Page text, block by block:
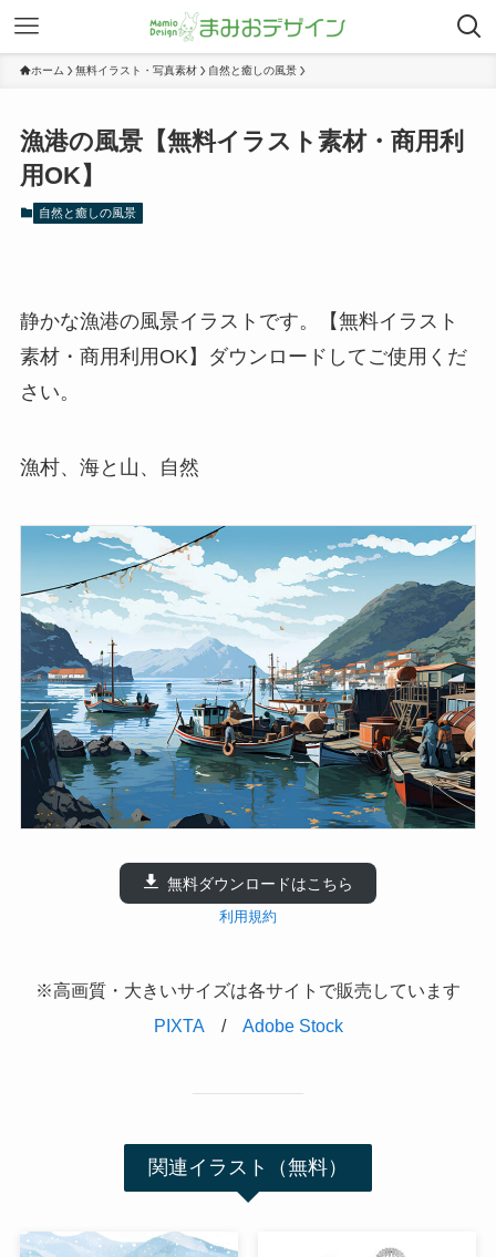
ホーム 無料イラスト・写真素材 自然と癒しの風景
漁港の風景【無料イラスト素材・商用利
用OK】
自然と癒しの風景
静かな漁港の風景イラストです。【無料イラスト
素材・商用利用OK】ダウンロードしてご使用くだ
さい。
漁村、海と山、自然
無料ダウンロードはこちら
利用規約
※高画質・大きいサイズは各サイトで販売しています
PIXTA/ Adobe Stock
関連イラスト（無料）